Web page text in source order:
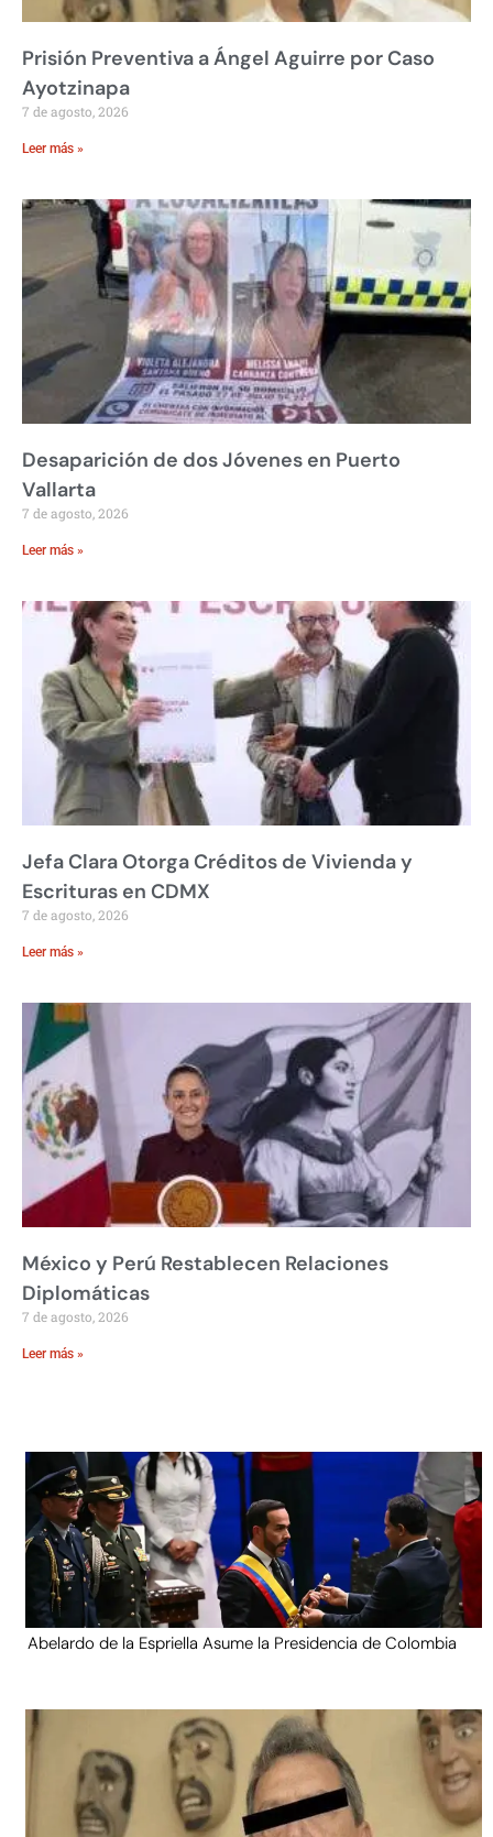
Prisión Preventiva a Ángel Aguirre por Caso
Ayotzinapa
7 de agosto, 2026
Leer más »
Desaparición de dos Jóvenes en Puerto
Vallarta
7 de agosto, 2026
Leer más »
Jefa Clara Otorga Créditos de Vivienda y
Escrituras en CDMX
7 de agosto, 2026
Leer más »
México y Perú Restablecen Relaciones
Diplomáticas
7 de agosto, 2026
Leer más »
Abelardo de la Espriella Asume la Presidencia de Colombia